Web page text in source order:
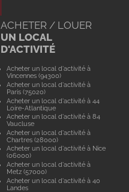
ACHETER / LOUER
UN LOCAL
D'ACTIVITÉ
Acheter un local d'activité à
Vincennes (94300)
Acheter un local d'activité à
Paris (75020)
Acheter un local d'activité à 44
Loire-Atlantique
Acheter un local d'activité à 84
Vaucluse
Acheter un local d'activité à
Chartres (28000)
Acheter un local d'activité à Nice
(06000)
Acheter un local d'activité à
Metz (57000)
Acheter un local d'activité à 40
Landes